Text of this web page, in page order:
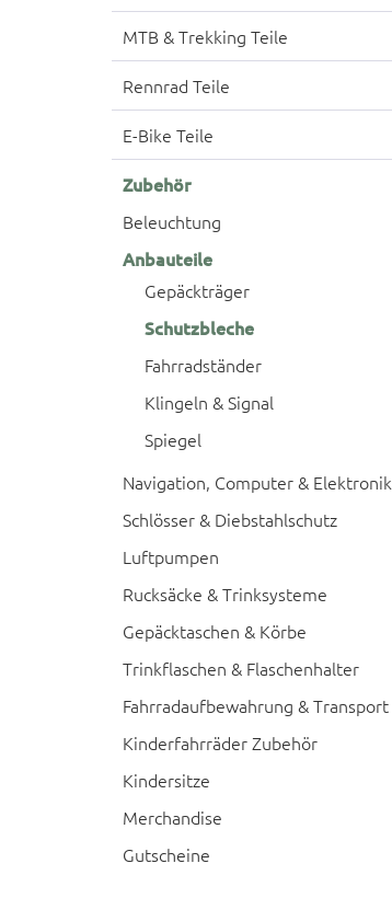
MTB & Trekking Teile
Rennrad Teile
E-Bike Teile
Zubehör
Beleuchtung
Anbauteile
Gepäckträger
Schutzbleche
Fahrradständer
Klingeln & Signal
Spiegel
Navigation, Computer & Elektronik
Schlösser & Diebstahlschutz
Luftpumpen
Rucksäcke & Trinksysteme
Gepäcktaschen & Körbe
Trinkflaschen & Flaschenhalter
Fahrradaufbewahrung & Transport
Kinderfahrräder Zubehör
Kindersitze
Merchandise
Gutscheine